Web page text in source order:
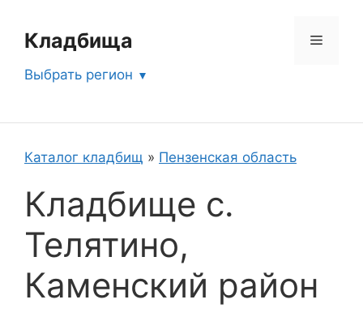
содержимому
Кладбища Меню
Выбрать регион
Каталог кладбищ » Пензенская область
Кладбище с.
Телятино,
Каменский район